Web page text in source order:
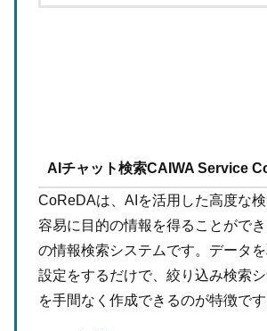
AIチャット検索CAIWA Service
CoReDAは、AIを活用した高度な
容易に目的の情報を得ることがで
の情報検索システムです。データ
設定をするだけで、絞り込み検索
を手間なく作成できるのが特徴です